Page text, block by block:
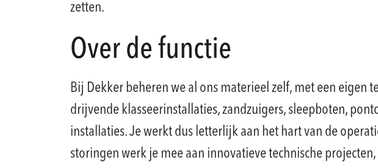
zetten.
Over de functie
Bij Dekker beheren we al ons materieel zelf, met een eigen
drijvende klasseerinstallaties, zandzuigers, sleepboten,
installaties. Je werkt dus letterlijk aan het hart van de
storingen werk je mee aan innovatieve technische